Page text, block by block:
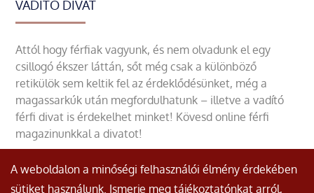
VADÍTÓ DIVAT
Attól hogy férfiak vagyunk, és nem olvadunk el egy
csillogó ékszer láttán, sőt még csak a különböző
retikülök sem keltik fel az érdeklődésünket, még a
magassarkúk után megfordulhatunk – illetve a vadító
férfi divat is érdekelhet minket! Kövesd online férfi
magazinunkkal a divatot!
A weboldalon a minőségi felhasználói élmény érdekében
sütiket használunk. Ismerje meg tájékoztatónkat arról,